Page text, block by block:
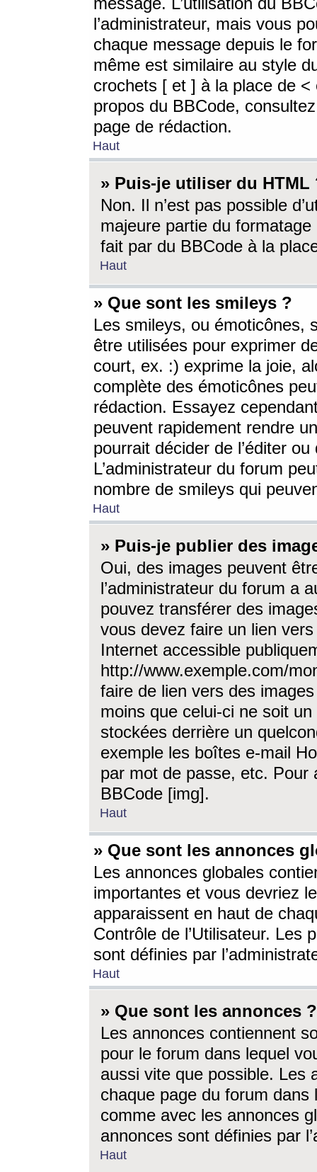
l’administrateur, mais vous
chaque message depuis le
même est similaire au style
crochets [ et ] à la place de <
propos du BBCode,
page de rédaction.
Haut
» Puis-je utiliser du HTML
Non. Il n’est pas possible
majeure partie du
fait par du BBCode à la
Haut
» Que sont les smileys ?
Les smileys, ou émoticônes,
être utilisées pour exprimer
court, ex. :) exprime la joie,
complète des émoticônes
rédaction. Essayez
peuvent rapidement rendre
pourrait décider de l’éditer
L’administrateur du forum
nombre de smileys qui
Haut
» Puis-je publier des
Oui, des images peuvent
l’administrateur du forum a
pouvez transférer des
vous devez faire un lien
Internet accessible
http://www.exemple.com/
faire de lien vers des
moins que celui-ci ne soit
stockées derrière un
exemple les boîtes e-mail
par mot de passe, etc. Pour
BBCode [img].
Haut
» Que sont les annonces
Les annonces globales
importantes et vous devriez
apparaissent en haut de
Contrôle de l’Utilisateur. Les
sont définies par
Haut
» Que sont les annonces ?
Les annonces contiennent
pour le forum dans lequel
aussi vite que possible. Les
chaque page du forum dans
comme avec les annonces
annonces sont définies par
Haut